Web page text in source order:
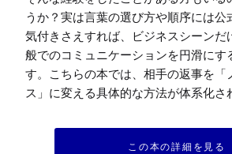
うか？実は言葉の選び方や順序には公
気付きさえすれば、ビジネスシーンだ
般でのコミュニケーションを円滑にす
す。こちらの本では、相手の返事を「
ス」に変える具体的な方法が体系化さ
この本の詳細を見る